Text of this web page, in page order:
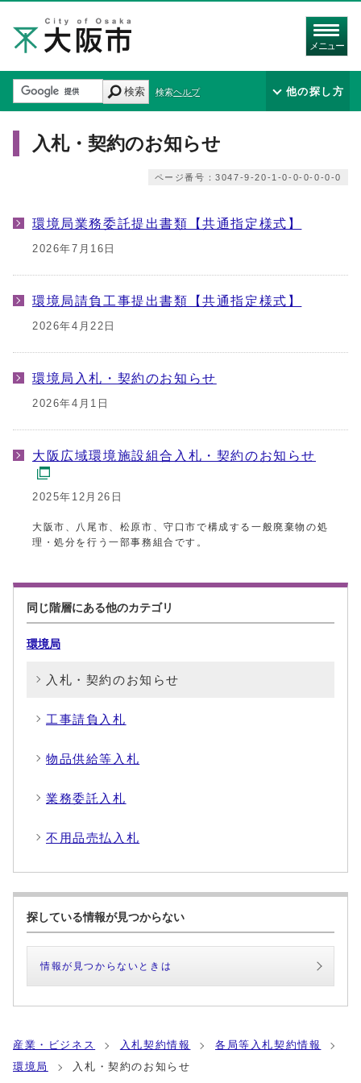
メニュー
検索 検索ヘルプ 他の探し方
入札・契約のお知らせ
ページ番号：3047-9-20-1-0-0-0-0-0-0
環境局業務委託提出書類【共通指定様式】
2026年7月16日
環境局請負工事提出書類【共通指定様式】
2026年4月22日
環境局入札・契約のお知らせ
2026年4月1日
大阪広域環境施設組合入札・契約のお知らせ
2025年12月26日
大阪市、八尾市、松原市、守口市で構成する一般廃棄物の処
理・処分を行う一部事務組合です。
同じ階層にある他のカテゴリ
環境局
入札・契約のお知らせ
工事請負入札
物品供給等入札
業務委託入札
不用品売払入札
探している情報が見つからない
情報が見つからないときは
産業・ビジネス 入札契約情報
各局等入札契約情報
環境局
入札・契約のお知らせ